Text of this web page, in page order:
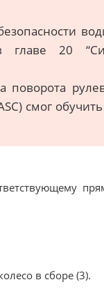
главе 20
поворота
смог
в сборе (3).